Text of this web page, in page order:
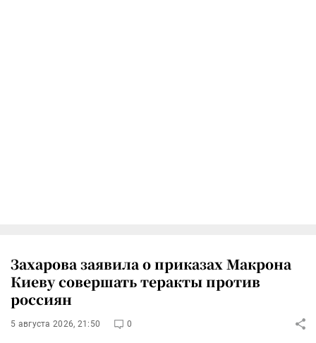
Захарова заявила о приказах Макрона
Киеву совершать теракты против
россиян
5 августа 2026, 21:50 0